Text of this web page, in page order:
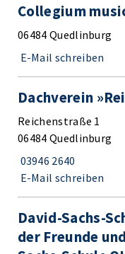
Collegium
06484 Quedlinburg
E-Mail schreiben
Dachverein
Reichenstraße 1
06484 Quedlinburg
03946 2640
E-Mail schreiben
David-Sachs-
der Freunde